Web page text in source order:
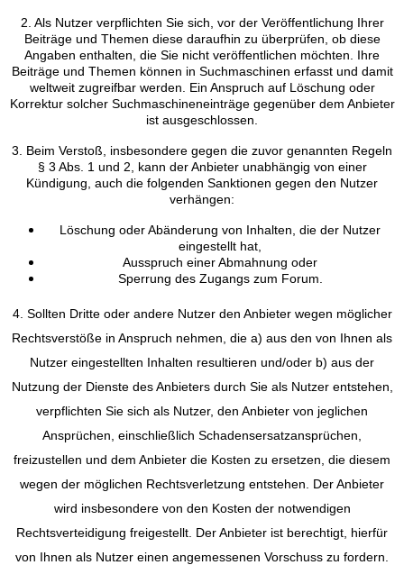
2. Als Nutzer verpflichten Sie sich, vor der Veröffentlichung Ihrer
Beiträge und Themen diese daraufhin zu überprüfen, ob diese
Angaben enthalten, die Sie nicht veröffentlichen möchten. Ihre
Beiträge und Themen können in Suchmaschinen erfasst und damit
weltweit zugreifbar werden. Ein Anspruch auf Löschung oder
Korrektur solcher Suchmaschineneinträge gegenüber dem Anbieter
ist ausgeschlossen.
3. Beim Verstoß, insbesondere gegen die zuvor genannten Regeln
§ 3 Abs. 1 und 2, kann der Anbieter unabhängig von einer
Kündigung, auch die folgenden Sanktionen gegen den Nutzer
verhängen:
Löschung oder Abänderung von Inhalten, die der Nutzer
eingestellt hat,
Ausspruch einer Abmahnung oder
Sperrung des Zugangs zum Forum.
4. Sollten Dritte oder andere Nutzer den Anbieter wegen möglicher
Rechtsverstöße in Anspruch nehmen, die a) aus den von Ihnen als
Nutzer eingestellten Inhalten resultieren und/oder b) aus der
Nutzung der Dienste des Anbieters durch Sie als Nutzer entstehen,
verpflichten Sie sich als Nutzer, den Anbieter von jeglichen
Ansprüchen, einschließlich Schadensersatzansprüchen,
freizustellen und dem Anbieter die Kosten zu ersetzen, die diesem
wegen der möglichen Rechtsverletzung entstehen. Der Anbieter
wird insbesondere von den Kosten der notwendigen
Rechtsverteidigung freigestellt. Der Anbieter ist berechtigt, hierfür
von Ihnen als Nutzer einen angemessenen Vorschuss zu fordern.